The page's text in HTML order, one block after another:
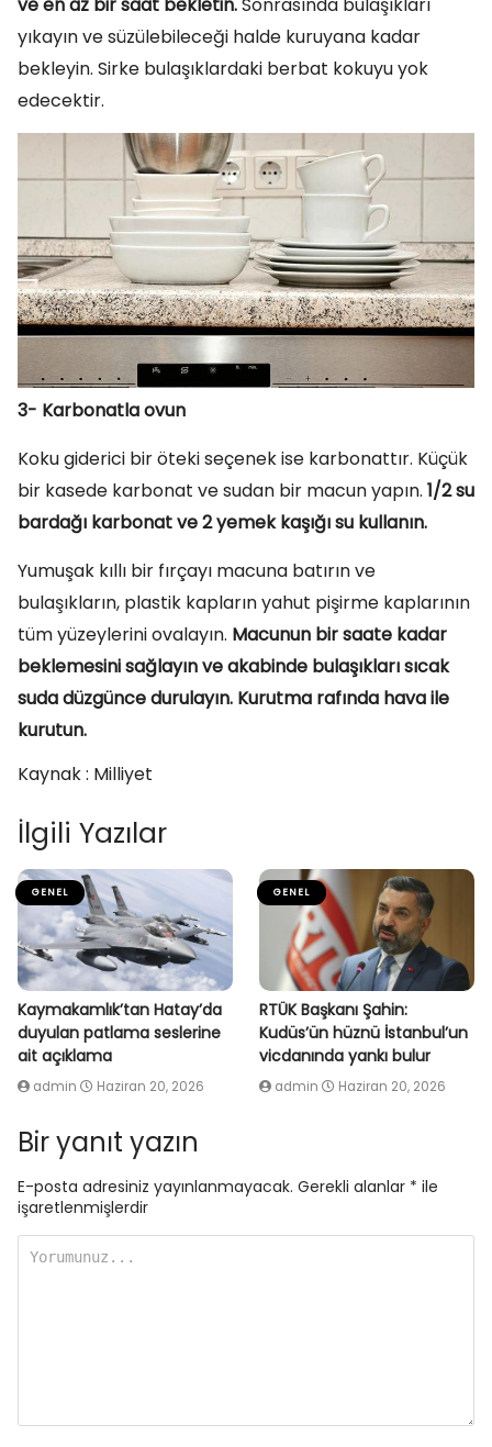
yıkayın ve süzülebileceği halde kuruyana kadar
bekleyin. Sirke bulaşıklardaki berbat kokuyu yok
edecektir.
3- Karbonatla ovun
Koku giderici bir öteki seçenek ise karbonattır. Küçük
bir kasede karbonat ve sudan bir macun yapın. 1/2 su
bardağı karbonat ve 2 yemek kaşığı su kullanın.
Yumuşak kıllı bir fırçayı macuna batırın ve
bulaşıkların, plastik kapların yahut pişirme kaplarının
tüm yüzeylerini ovalayın. Macunun bir saate kadar
beklemesini sağlayın ve akabinde bulaşıkları sıcak
suda düzgünce durulayın. Kurutma rafında hava ile
kurutun.
Kaynak : Milliyet
İlgili Yazılar
GENEL
Kaymakamlık’tan Hatay’da
duyulan patlama seslerine
ait açıklama
admin Haziran 20, 2026
GENEL
RTÜK Başkanı Şahin:
Kudüs’ün hüznü İstanbul’un
vicdanında yankı bulur
admin Haziran 20, 2026
Bir yanıt yazın
E-posta adresiniz yayınlanmayacak. Gerekli alanlar * ile
işaretlenmişlerdir